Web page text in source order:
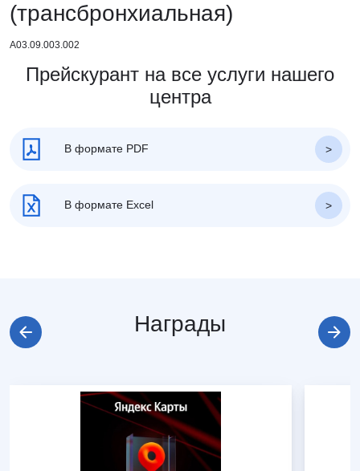
(трансбронхиальная)
А03.09.003.002
Прейскурант на все услуги нашего
центра
В формате PDF
В формате Excel
Награды